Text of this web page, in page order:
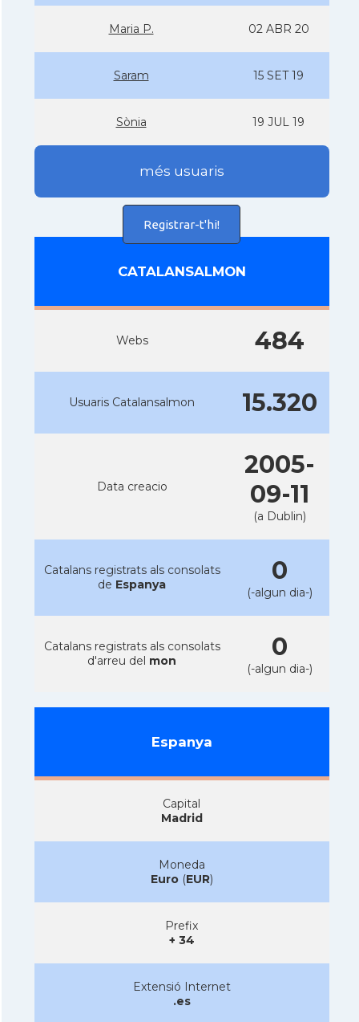
Maria P. 02 ABR 20
Saram 15 SET 19
Sònia 19 JUL 19
més usuaris
Registrar-t'hi!
CATALANSALMON
Webs 484
Usuaris Catalansalmon 15.320
Data creacio
2005-
09-11
(a Dublin)
Catalans registrats als consolats
de Espanya 0
(-algun dia-)
Catalans registrats als consolats
d'arreu del mon 0
(-algun dia-)
Espanya
Capital
Madrid
Moneda
Euro(EUR)
Prefix
+ 34
Extensió Internet
.es